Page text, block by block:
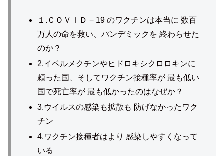
１.ＣＯＶＩＤ − 19 のワクチンは本当に 数百
万人の命を救い、パンデミックを 終わらせた
のか？
2.イベルメクチンやヒドロキシクロロキンに
頼った国、そしてワクチン接種率が 最も低い
国で死亡率が 最も低かったのはなぜか？
3.ウイルスの感染も拡散も 防げなかったワク
チン
4.ワクチン接種者はより 感染しやすくなって
いる